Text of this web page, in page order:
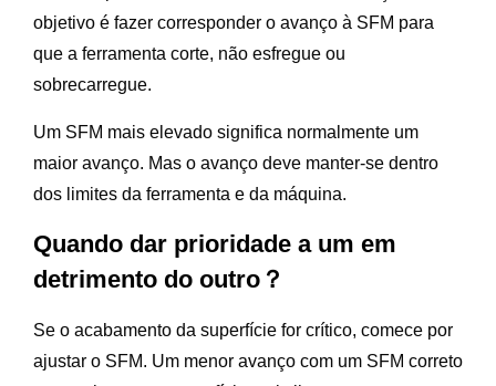
objetivo é fazer corresponder o avanço à SFM para
que a ferramenta corte, não esfregue ou
sobrecarregue.
Um SFM mais elevado significa normalmente um
maior avanço. Mas o avanço deve manter-se dentro
dos limites da ferramenta e da máquina.
Quando dar prioridade a um em
detrimento do outro？
Se o acabamento da superfície for crítico, comece por
ajustar o SFM. Um menor avanço com um SFM correto